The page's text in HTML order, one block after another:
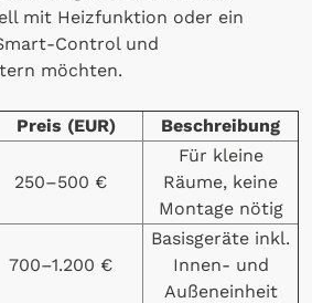
mit Heizfunktion oder ein
Control und
möchten.
Preis (EUR) Beschreibung
250–500 €
Für kleine
Räume, keine
Montage nötig
700–1.200 €
Basisgeräte inkl.
Innen- und
Außeneinheit